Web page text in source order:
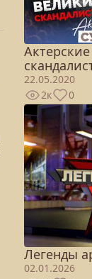
22.05.2020
2к
0
Легенды
02.01.2026